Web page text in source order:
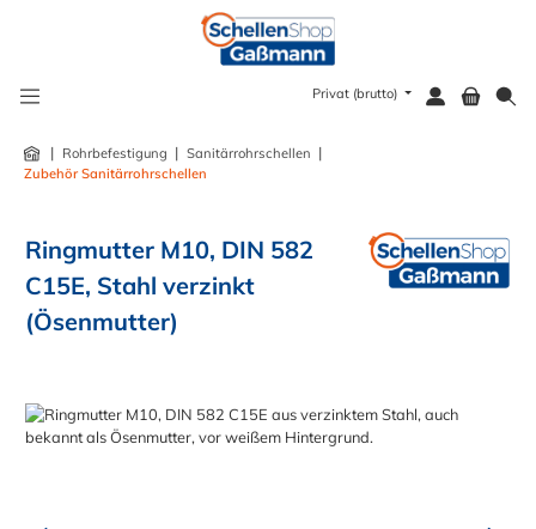
Privat (brutto)
| Rohrbefestigung | Sanitärrohrschellen |
Zubehör Sanitärrohrschellen
Ringmutter M10, DIN 582
C15E, Stahl verzinkt
(Ösenmutter)
Bildergalerie überspringen